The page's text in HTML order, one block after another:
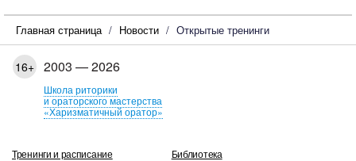
Главная страница Новости Открытые тренинги
16+ 2003 — 2026
Школа риторики
и ораторского мастерства
«Харизматичный оратор»
Тренинги и расписание
Библиотека